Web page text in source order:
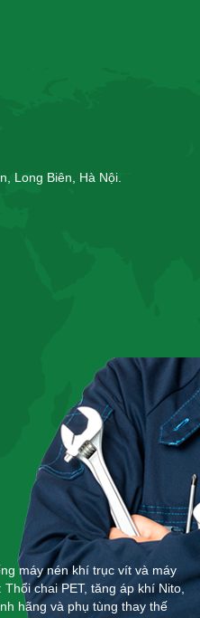
Long Biên, Hà Nội.
máy nén khí trục vít và máy
chai PET, tăng áp khí Nito,
hãng và phụ tùng thay thế